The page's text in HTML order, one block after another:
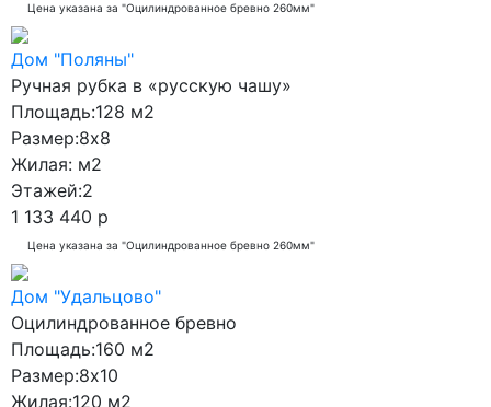
10x12
10x13
10x14
10x17
11x18
12x14
12x19
13x11
13x12
13x15
14x12
Цена указана за "Оцилиндрованное бревно 260мм"
Дом "Поляны"
Ручная рубка в «русскую чашу»
Площадь:128 м2
Размер:8x8
Жилая: м2
Этажей:2
1 133 440 р
Цена указана за "Оцилиндрованное бревно 260мм"
Дом "Удальцово"
Оцилиндрованное бревно
Площадь:160 м2
Размер:8x10
Жилая:120 м2